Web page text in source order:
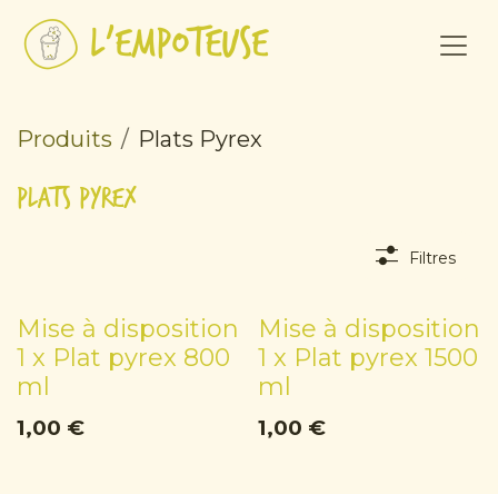
Se rendre au contenu
Produits Plats Pyrex
Plats Pyrex
Filtres
Mise à disposition
1 x Plat pyrex 800
ml
1,00 €
Mise à disposition
1 x Plat pyrex 1500
ml
1,00 €